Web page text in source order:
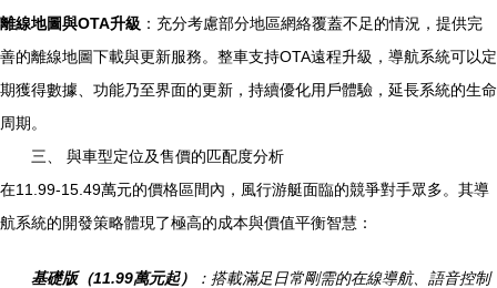
離線地圖與OTA升級 ：充分考慮部分地區網絡覆蓋不足的情況，提供完
善的離線地圖下載與更新服務。整車支持OTA遠程升級，導航系統可以定
期獲得數據、功能乃至界面的更新，持續優化用戶體驗，延長系統的生命
周期。
三、 與車型定位及售價的匹配度分析
在11.99-15.49萬元的價格區間內，風行游艇面臨的競爭對手眾多。其導
航系統的開發策略體現了極高的成本與價值平衡智慧：
基礎版（11.99萬元起）
：搭載滿足日常剛需的在線導航、語音控制